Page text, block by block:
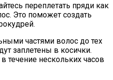
переплетать пряди как
Это поможет создать
частями волос до тех
заплетены в косички.
течение нескольких часов